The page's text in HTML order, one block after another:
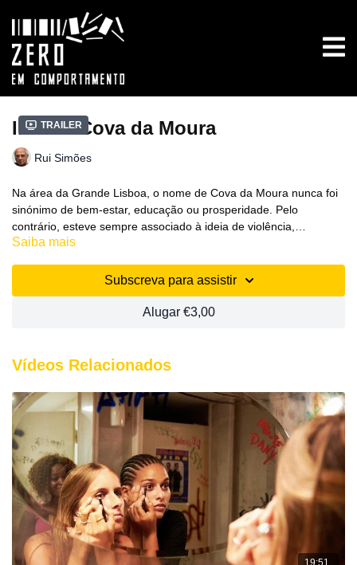
Trailer
Ilha da Cova da Moura
Rui Simões
Na área da Grande Lisboa, o nome de Cova da Moura nunca foi
sinónimo de bem-estar, educação ou prosperidade. Pelo
contrário, esteve sempre associado à ideia de violência,
insegurança, perigo, ou, na melhor das hipóteses, de falta de
segue o quotidiano deste bairro, descobrindo nele reflexos de
Cabo Verde e procurando os modos como a exclusão social se
combate ou perpetua nas vidas dos seus moradores.
Menção Honrosa Prémio Amnistia Internacional IndieLisboa 2010
Rui Simões, Documentário, Portugal, 2010, 81 min.
Saiba mais
Subscreva para assistir
Alugar €3,00
Vídeos Relacionados
19:51